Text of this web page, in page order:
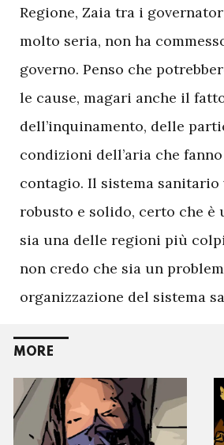
Regione, Zaia tra i
molto seria, non ha
governo. Penso che
le cause, magari anche il
dell’inquinamento, delle
condizioni dell’aria che
contagio. Il sistema sanitario
robusto e solido, certo che è
sia una delle regioni più
non credo che sia un
organizzazione del sistema
MORE